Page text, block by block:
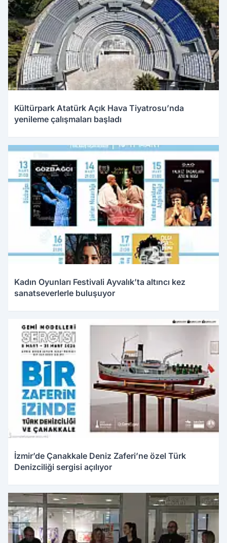
Kültürpark Atatürk Açık Hava Tiyatrosu’nda
yenileme çalışmaları başladı
Kadın Oyunları Festivali Ayvalık’ta altıncı kez
sanatseverlerle buluşuyor
İzmir’de Çanakkale Deniz Zaferi’ne özel Türk
Denizciliği sergisi açılıyor